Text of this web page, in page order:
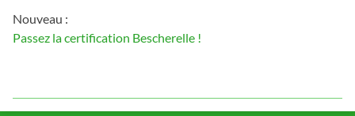
Nouveau :
Passez la certification Bescherelle !